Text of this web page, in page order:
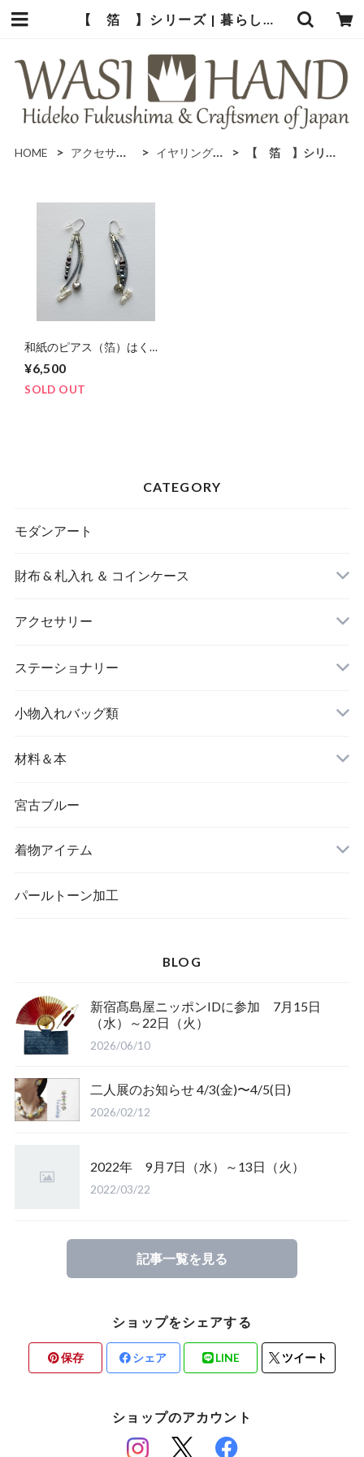
【 箔 】シリーズ | 暮らしの中の和紙のかたち
HOME アクセサリー イヤリング＆ピアス 【 箔 】シリーズ
和紙のピアス（箔）はく
¥6,500
SOLD OUT
CATEGORY
モダンアート
財布 & 札入れ ＆ コインケース
長財布
アクセサリー
イヤリング＆ピアス
バングル＆ブレスレット
ペンダント
ブローチ
ステーショナリー
名刺入れ
メッセージカード
一筆箋
小物入れバッグ類
バッグ
材料＆本
ハンドメイドキット
宮古ブルー
着物アイテム
パールトーン加工
BLOG
新宿髙島屋ニッポンIDに参加 7月15日
（水）～22日（火）
2026/06/10
二人展のお知らせ 4/3(金)〜4/5(日)
2026/02/12
2022年 9月7日（水）～13日（火）
2022/03/22
記事一覧を見る
ショップをシェアする
保存 シェア LINE ツイート
ショップのアカウント